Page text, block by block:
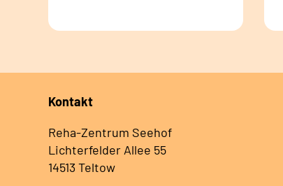
Kontakt
Reha-Zentrum Seehof
Lichterfelder Allee 55
14513 Teltow